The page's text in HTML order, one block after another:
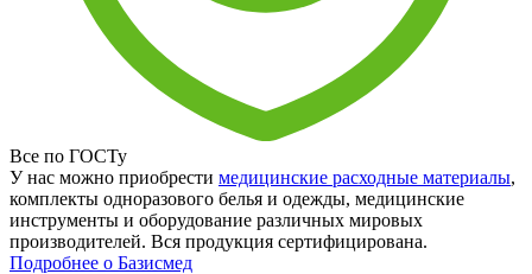
Все по ГОСТу
У нас можно приобрести медицинские расходные материалы,
комплекты одноразового белья и одежды, медицинские
инструменты и оборудование различных мировых
производителей. Вся продукция сертифицирована.
Подробнее о Базисмед